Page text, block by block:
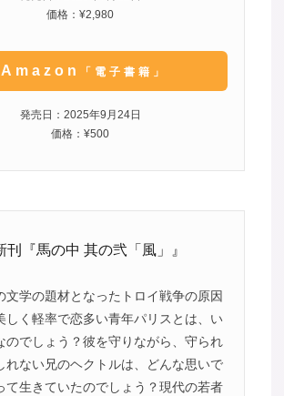
価格：¥2,980
Amazon 「電子書籍」
発売日：2025年9月24日
価格：¥500
刊『馬の中 其の弐「風」』
文学の題材となったトロイ戦争の原因
しく軽率で恋多い青年パリスとは、い
のでしょう？彼を守りながら、守られ
れない兄のヘクトルは、どんな思いで
て生きていたのでしょう？現代の若者